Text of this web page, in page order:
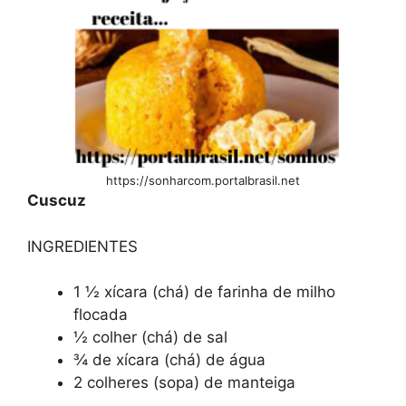
https://sonharcom.portalbrasil.net
Cuscuz
INGREDIENTES
1 ½ xícara (chá) de farinha de milho
flocada
½ colher (chá) de sal
¾ de xícara (chá) de água
2 colheres (sopa) de manteiga